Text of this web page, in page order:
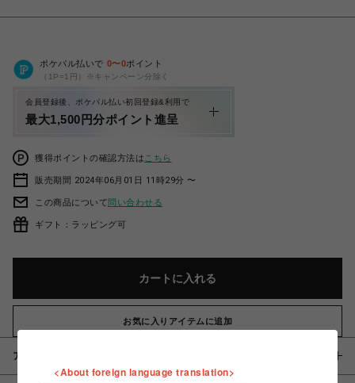
ポケパル払いで 0〜0ポイント
（1P=1円）※キャンペーン分除く
会員登録後、ポケパル払い初回登録&利用で
最大1,500円分ポイント進呈
獲得ポイントの確認方法は こちら
販売期間 2024年06月01日 11時29分 〜
この商品について問い合わせる
ギフト：ラッピング可
カートに入れる
お気に入りアイテムに追加
アイテム説明 / 素材
<About foreign language translation>